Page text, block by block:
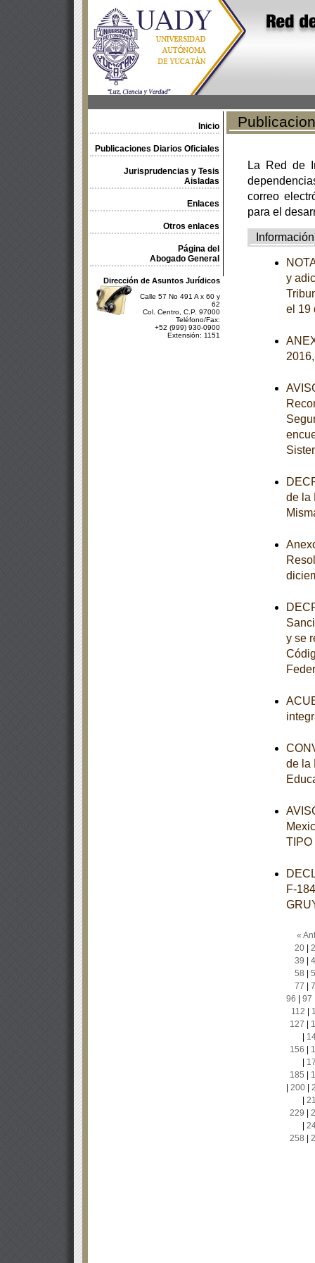
Inicio
Publicaciones Diarios Oficiales
Jurisprudencias y Tesis
Aisladas
Enlaces
Otros enlaces
Página del
Abogado General
Dirección de Asuntos Jurídicos
Calle 57 No 491 A x 60 y
62
Col. Centro, C.P. 97000
Teléfono/Fax:
+52 (999) 930-0900
Extensión: 1151
La Red de
correo
para el
Información
y
el 19
de la
y se
de la
F-
«
20|
39
58
77
96
97
112
127
156
185
200|
229
258